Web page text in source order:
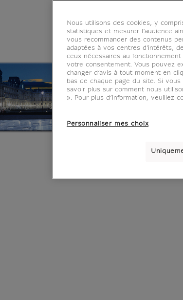
Nous utilisons des cookies, y
statistiques et mesurer l’audience
vous recommander des contenus
adaptées à vos centres d'intérêts,
ceux nécessaires au
votre consentement. Vous pouvez
changer d’avis à tout moment en
bas de chaque page du site. Si
savoir plus sur comment nous
». Pour plus d’information, veuillez
Personnaliser mes choix